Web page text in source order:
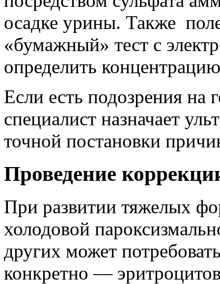
осадке урины. Также
«бумажный» тест с
определить
Если есть подозрения на
специалист назначает
точной постановки
Проведение
При развитии тяжелых
холодовой
других может
конкретно —